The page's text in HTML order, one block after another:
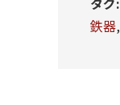
鉄器,